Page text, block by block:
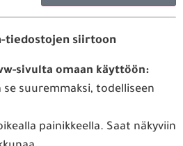
tiedostojen siirtoon
sivulta omaan käyttöön:
se suuremmaksi, todelliseen
painikkeella. Saat näkyviin